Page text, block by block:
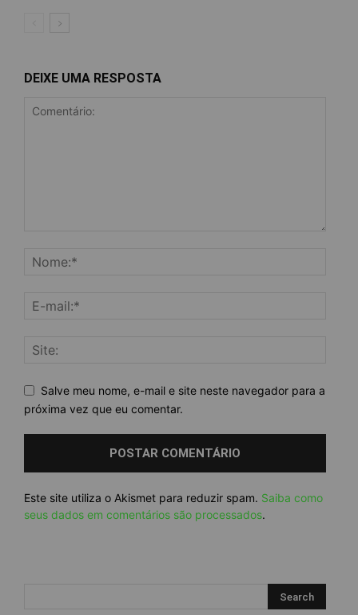
DEIXE UMA RESPOSTA
Salve meu nome, e-mail e site neste navegador para a
próxima vez que eu comentar.
Este site utiliza o Akismet para reduzir spam. Saiba como
seus dados em comentários são processados.